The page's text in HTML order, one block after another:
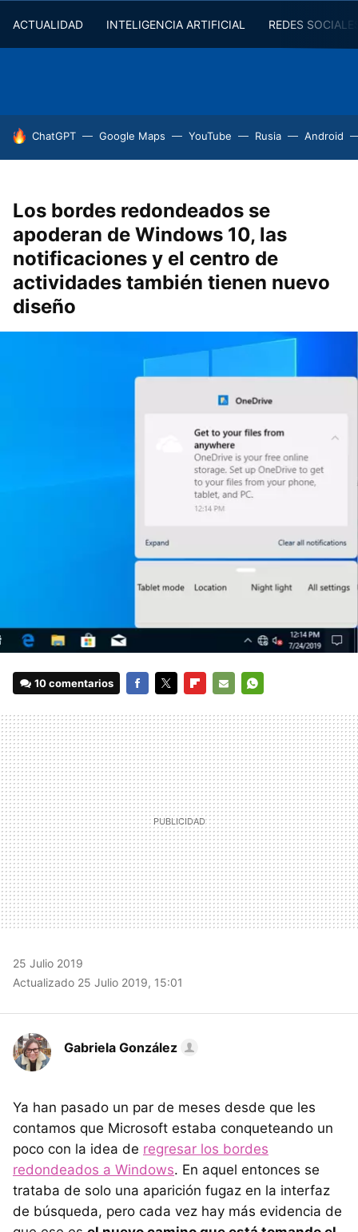
ACTUALIDAD INTELIGENCIA ARTIFICIAL REDES
HOY SE HABLA DE
ChatGPT Google Maps YouTube Rusia Android
Los bordes redondeados se
apoderan de Windows 10, las
notificaciones y el centro de
actividades también tienen nuevo
diseño
10 comentarios
MAIL
25 Julio 2019
Actualizado 25 Julio 2019, 15:01
Gabriela González
Ya han pasado un par de meses desde que les
contamos que Microsoft estaba conqueteando un
poco con la idea de regresar los bordes
redondeados a Windows. En aquel entonces se
trataba de solo una aparición fugaz en la interfaz
de búsqueda, pero cada vez hay más evidencia de